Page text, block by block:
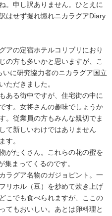
。申し訳ありません。ひとえに
はせず掘れ惚れニカラグアDiary
アの定宿ホテルコリブリにおり
の方も多いかと思いますが、こ
に研究協力者のニカラグア国立
ただきました。
ある街中ですが、住宅街の中に
す。女将さんの趣味でしょうか
。従業員の方もみんな親切でま
て新しいわけではありません
す。
がたくさん。これらの花の蜜を
まってくるのです。
ラグア名物のガジョピント。一
リホル（豆）を炒めて炊き上げ
こでも食べられますが、ここの
てもおいしい。あとは卵料理と